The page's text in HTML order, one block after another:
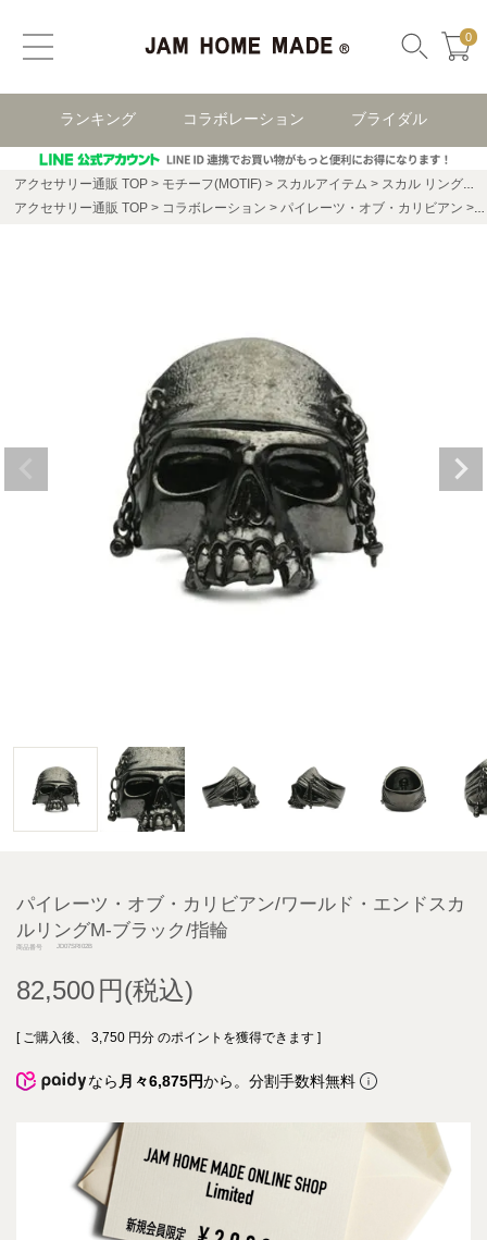
0
ランキング コラボレーション ブライダル
アクセサリー通販 TOP モチーフ(MOTIF) スカルアイテム
スカル リング・指輪
アクセサリー通販 TOP
コラボレーション パイレーツ・オブ・カリビアン
パイレーツ・オブ・カリビアン/ワールド・エンドスカ
ルリングM-ブラック/指輪
商品番号 JD07SRI02B
82,500
[ ご購入後、 3,750 円分 のポイントを獲得できます ]
なら 月々6,875円から。分割手数料無料